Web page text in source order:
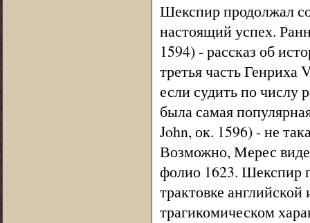
Шекспир продолжал
настоящий успех.
1594) - рассказ об
третья часть
если судить по числу
была самая
John, ок. 1596) - не
Возможно, Мерес
фолио 1623. Шекспир
трактовке
трагикомическом